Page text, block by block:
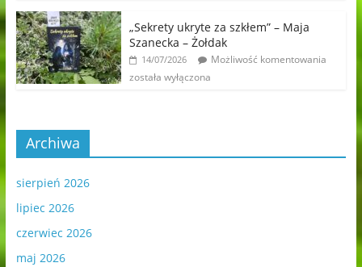
„Sekrety ukryte za szkłem” – Maja
Szanecka – Żołdak
14/07/2026
Możliwość komentowania
została wyłączona
Archiwa
sierpień 2026
lipiec 2026
czerwiec 2026
maj 2026